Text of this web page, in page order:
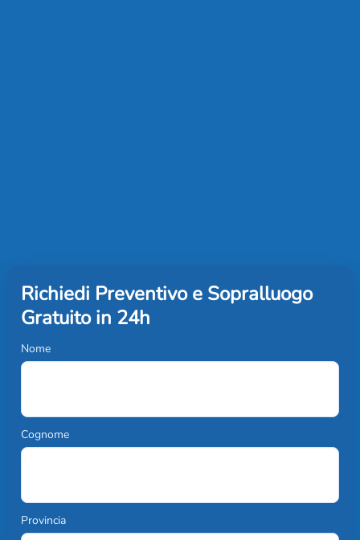
Richiedi Preventivo e Sopralluogo
Gratuito in 24h
Nome
Cognome
Provincia